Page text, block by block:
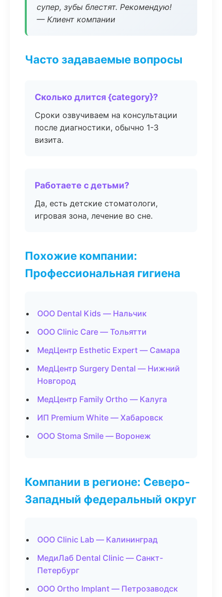
супер, зубы блестят. Рекомендую!
— Клиент компании
Часто задаваемые вопросы
Сколько длится {category}?
Сроки озвучиваем на консультации
после диагностики, обычно 1-3
визита.
Работаете с детьми?
Да, есть детские стоматологи,
игровая зона, лечение во сне.
Похожие компании:
Профессиональная гигиена
ООО Dental Kids — Нальчик
ООО Clinic Care — Тольятти
МедЦентр Esthetic Expert — Самара
МедЦентр Surgery Dental — Нижний
Новгород
МедЦентр Family Ortho — Калуга
ИП Premium White — Хабаровск
ООО Stoma Smile — Воронеж
Компании в регионе: Северо-
Западный федеральный округ
ООО Clinic Lab — Калининград
МедиЛаб Dental Clinic — Санкт-
Петербург
ООО Ortho Implant — Петрозаводск